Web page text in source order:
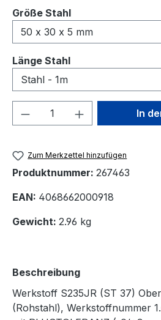
Größe Stahlauswählen
Länge Stahlauswählen
Produkt Anzahl: Gib
In
Zum Merkzettel hinzufügen
Produktnummer: 267463
EAN: 4068662000918
Gewicht: 2.96 kg
Beschreibung
Werkstoff S235JR (ST 37)
(Rohstahl), Werkstoffnummer